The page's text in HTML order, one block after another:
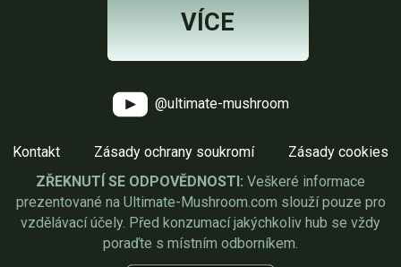
VÍCE
@ultimate-mushroom
Kontakt Zásady ochrany soukromí
Zásady cookies
ZŘEKNUTÍ SE ODPOVĚDNOSTI: Veškeré informace
prezentované na Ultimate-Mushroom.com slouží pouze pro
vzdělávací účely. Před konzumací jakýchkoliv hub se vždy
poraďte s místním odborníkem.